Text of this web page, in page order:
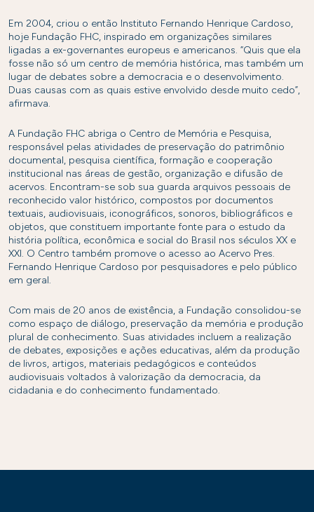
Em 2004, criou o então Instituto Fernando Henrique Cardoso,
hoje Fundação FHC, inspirado em organizações similares
ligadas a ex-governantes europeus e americanos. “Quis que ela
fosse não só um centro de memória histórica, mas também um
lugar de debates sobre a democracia e o desenvolvimento.
Duas causas com as quais estive envolvido desde muito cedo”,
afirmava.
A Fundação FHC abriga o Centro de Memória e Pesquisa,
responsável pelas atividades de preservação do patrimônio
documental, pesquisa científica, formação e cooperação
institucional nas áreas de gestão, organização e difusão de
acervos. Encontram-se sob sua guarda arquivos pessoais de
reconhecido valor histórico, compostos por documentos
textuais, audiovisuais, iconográficos, sonoros, bibliográficos e
objetos, que constituem importante fonte para o estudo da
história política, econômica e social do Brasil nos séculos XX e
XXI. O Centro também promove o acesso ao Acervo Pres.
Fernando Henrique Cardoso por pesquisadores e pelo público
em geral.
Com mais de 20 anos de existência, a Fundação consolidou-se
como espaço de diálogo, preservação da memória e produção
plural de conhecimento. Suas atividades incluem a realização
de debates, exposições e ações educativas, além da produção
de livros, artigos, materiais pedagógicos e conteúdos
audiovisuais voltados à valorização da democracia, da
cidadania e do conhecimento fundamentado.